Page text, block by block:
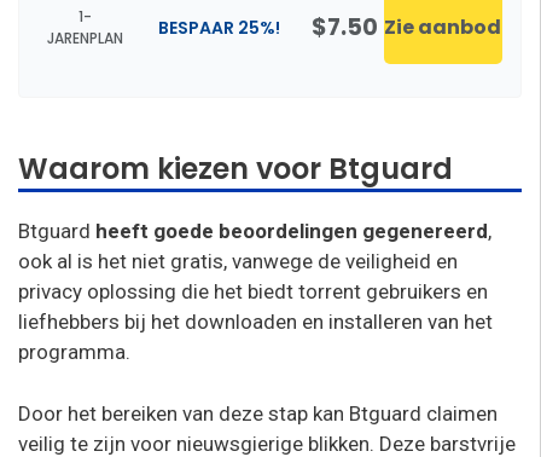
1-
JARENPLAN
$7.50
BESPAAR 25%! Zie aanbod
Waarom kiezen voor Btguard
Btguard heeft goede beoordelingen gegenereerd,
ook al is het niet gratis, vanwege de veiligheid en
privacy oplossing die het biedt torrent gebruikers en
liefhebbers bij het downloaden en installeren van het
programma.
Door het bereiken van deze stap kan Btguard claimen
veilig te zijn voor nieuwsgierige blikken. Deze barstvrije